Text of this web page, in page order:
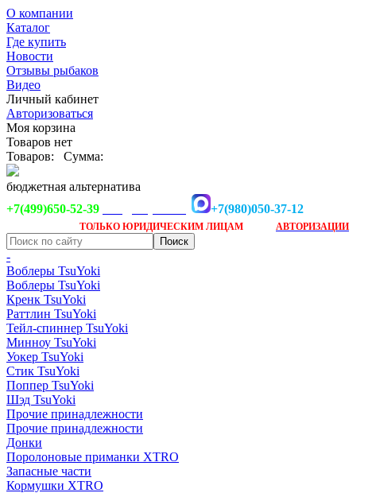
О компании
Каталог
Где купить
Новости
Отзывы рыбаков
Видео
Личный кабинет
Авторизоваться
Моя корзина
Товаров нет
Товаров:
Сумма:
бюджетная альтернатива
+7(499)650-52-39
+7(980)050-37-12
ТОЛЬКО ЮРИДИЧЕСКИМ ЛИЦАМ АВТОРИЗАЦИИ
-
Воблеры TsuYoki
Воблеры TsuYoki
Кренк TsuYoki
Раттлин TsuYoki
Тейл-спиннер TsuYoki
Минноу TsuYoki
Уокер TsuYoki
Стик TsuYoki
Поппер TsuYoki
Шэд TsuYoki
Прочие принадлежности
Прочие принадлежности
Донки
Поролоновые приманки XTRO
Запасные части
Кормушки XTRO